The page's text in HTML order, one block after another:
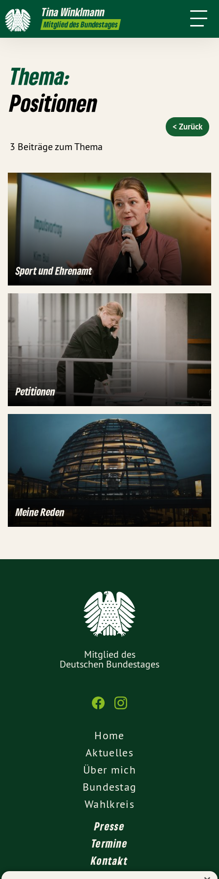
TinaWinklmann
Mitglied des Bundestages
Presse Termine Kontakt
mich
Thema:
Positionen
3 Beiträge zum Thema
< Zurück
Sport und Ehrenamt
Petitionen
Meine Reden
Mitglied des
Deutschen Bundestages
Home
Aktuelles
Über mich
Bundestag
Wahlkreis
Presse
Termine
Kontakt